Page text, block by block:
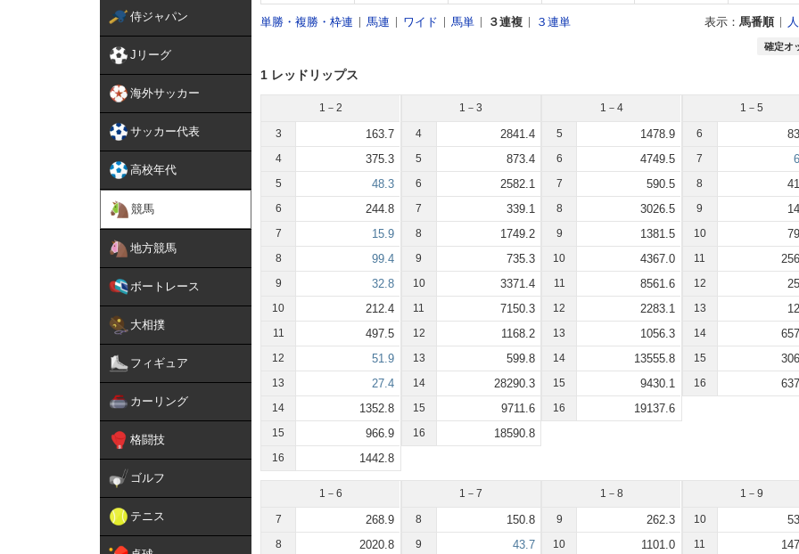
侍ジャパン
Jリーグ
海外サッカー
サッカー代表
高校年代
競馬
地方競馬
ボートレース
大相撲
フィギュア
カーリング
格闘技
ゴルフ
テニス
単勝・複勝・枠連 馬連 ワイド 馬単 ３連複 ３連単 表示： 馬番順
確定オ
1 レッドリップス
1－2
3 163.7
4 375.3
5 48.3
6 244.8
7 15.9
8 99.4
9 32.8
10 212.4
11 497.5
12 51.9
13 27.4
14 1352.8
15 966.9
16 1442.8
1－3
4 2841.4
5 873.4
6 2582.1
7 339.1
8 1749.2
9 735.3
10 3371.4
11 7150.3
12 1168.2
13 599.8
14 28290.3
15 9711.6
16 18590.8
1－4
5 1478.9
6 4749.5
7 590.5
8 3026.5
9 1381.5
10 4367.0
11 8561.6
12 2283.1
13 1056.3
14 13555.8
15 9430.1
16 19137.6
1－5
6
7
8
9
10
11
12
13
14
15
16
1－6
7 268.9
8 2020.8
1－7
8 150.8
9 43.7
1－8
9 262.3
10 1101.0
1－9
10
11